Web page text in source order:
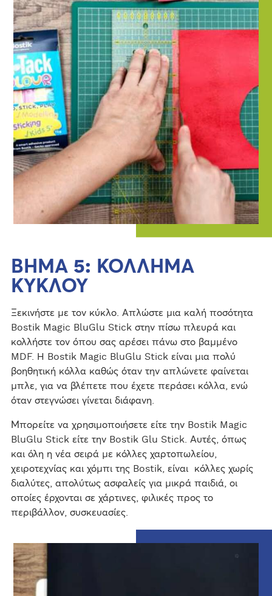
ΒΗΜΑ 5: ΚΟΛΛΗΜΑ
ΚΥΚΛΟΥ
Ξεκινήστε με τον κύκλο. Απλώστε μια καλή ποσότητα
Bostik Magic BluGlu Stick στην πίσω πλευρά και
κολλήστε τον όπου σας αρέσει πάνω στο βαμμένο
MDF. Η Bostik Magic BluGlu Stick είναι μια πολύ
βοηθητική κόλλα καθώς όταν την απλώνετε φαίνεται
μπλε, για να βλέπετε που έχετε περάσει κόλλα, ενώ
όταν στεγνώσει γίνεται διάφανη.
Μπορείτε να χρησιμοποιήσετε είτε την Bostik Magic
BluGlu Stick είτε την Bostik Glu Stick. Αυτές, όπως
και όλη η νέα σειρά με κόλλες χαρτοπωλείου,
χειροτεχνίας και χόμπι της Bostik, είναι κόλλες χωρίς
διαλύτες, απολύτως ασφαλείς για μικρά παιδιά, οι
οποίες έρχονται σε χάρτινες, φιλικές προς το
περιβάλλον, συσκευασίες.